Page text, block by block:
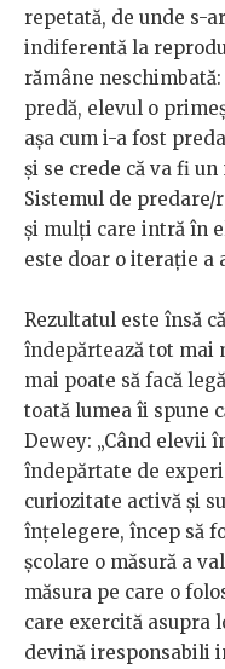
repetată, de unde s-
indiferentă la
rămâne
predă, elevul o
așa cum i-a fost
și se crede că va fi
Sistemul de
și mulți care intră în
este doar o iterație a
Rezultatul este însă
îndepărtează tot mai
mai poate să facă
toată lumea îi spune
Dewey: „Când elevii
îndepărtate de
curiozitate activă și
înțelegere, încep să
școlare o măsură a
măsura pe care o
care exercită asupra
devină iresponsabili